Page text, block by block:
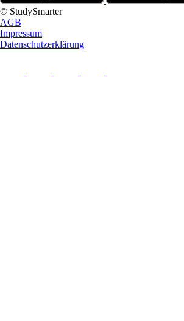
© StudySmarter
AGB
Impressum
Datenschutzerklärung